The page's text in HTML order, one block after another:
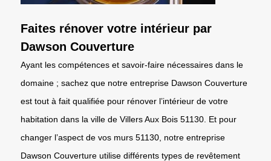
Faites rénover votre intérieur par
Dawson Couverture
Ayant les compétences et savoir-faire nécessaires dans le
domaine ; sachez que notre entreprise Dawson Couverture
est tout à fait qualifiée pour rénover l’intérieur de votre
habitation dans la ville de Villers Aux Bois 51130. Et pour
changer l’aspect de vos murs 51130, notre entreprise
Dawson Couverture utilise différents types de revêtement